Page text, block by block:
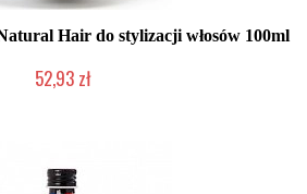
Hair do stylizacji włosów 100ml
52,93 zł